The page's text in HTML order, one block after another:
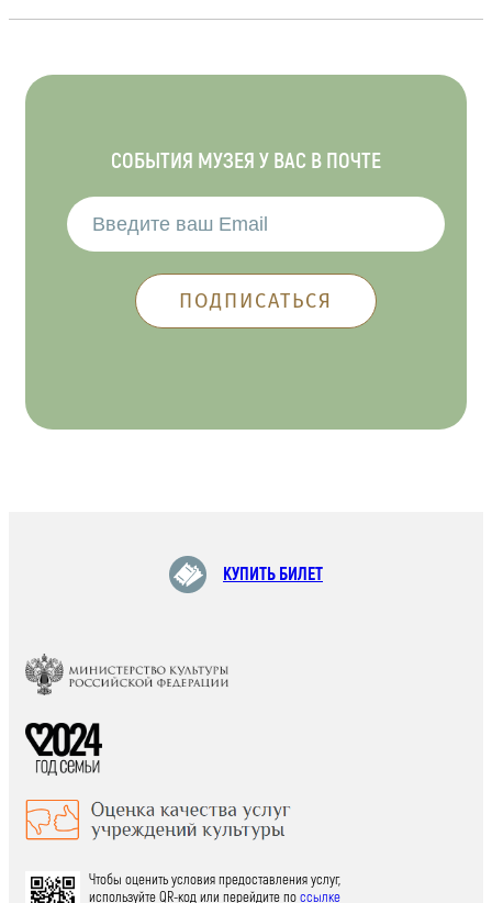
СОБЫТИЯ МУЗЕЯ У ВАС В ПОЧТЕ
КУПИТЬ БИЛЕТ
Чтобы оценить условия предоставления услуг,
используйте QR-код или перейдите поссылке